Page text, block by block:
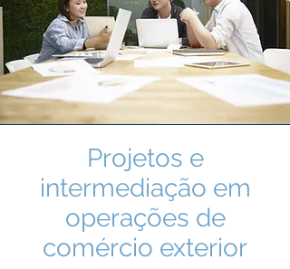
Projetos e
intermediação em
operações de
comércio exterior